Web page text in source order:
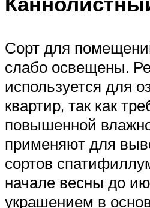
Сорт для
слабо освещены.
используется для
квартир, так как
повышенной
применяют для
сортов
начале весны до
украшением в